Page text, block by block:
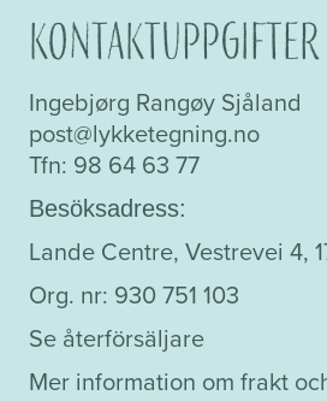
Kontaktuppgifter
Ingebjørg Rangøy Sjåland
post@lykketegning.no
Tfn: 98 64 63 77
Besöksadress:
Lande Centre, Vestrevei 4,
Org. nr: 930 751 103
Se återförsäljare
Mer information om frakt